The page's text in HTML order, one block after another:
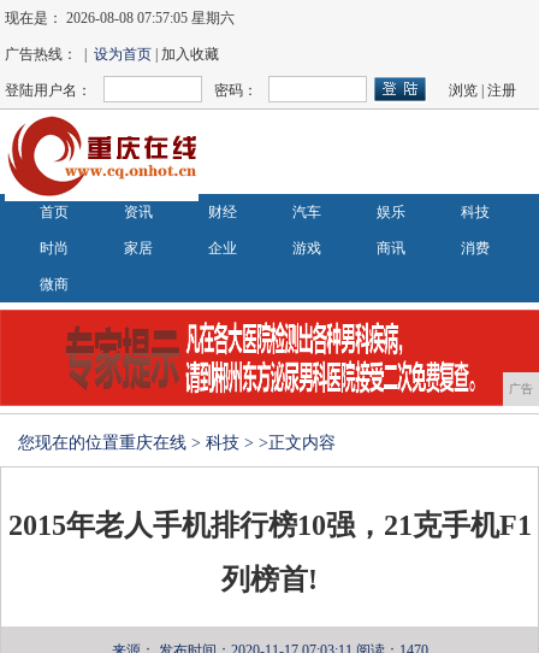
现在是：2026-08-08 07:57:05 星期六
广告热线： |设为首页 | 加入收藏
登陆用户名： 密码： 浏览 |注册
首页 资讯 财经 汽车 娱乐 科技
时尚 家居 企业 游戏 商讯 消费
微商
广告
您现在的位置重庆在线 > 科技 > >正文内容
2015年老人手机排行榜10强，21克手机F1
列榜首!